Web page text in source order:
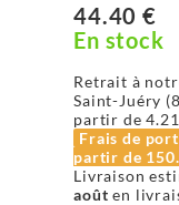
44.40 €
En stock
Retrait à
Saint-Juéry
partir de
Frais de
partir de
Livraison
août en